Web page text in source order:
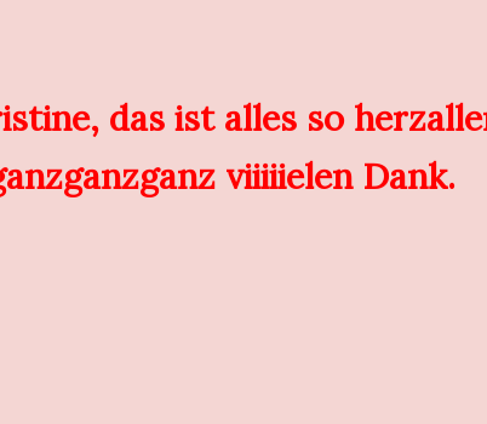
das ist alles so
viiiiielen Dank.